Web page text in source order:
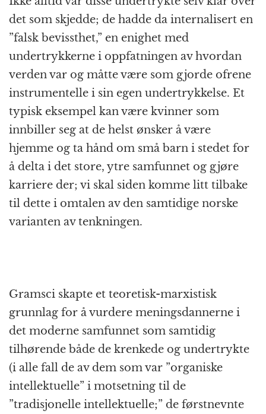
det som skjedde; de hadde da internalisert en
”falsk bevissthet,” en enighet med
undertrykkerne i oppfatningen av hvordan
verden var og måtte være som gjorde ofrene
instrumentelle i sin egen undertrykkelse. Et
typisk eksempel kan være kvinner som
innbiller seg at de helst ønsker å være
hjemme og ta hånd om små barn i stedet for
å delta i det store, ytre samfunnet og gjøre
karriere der; vi skal siden komme litt tilbake
til dette i omtalen av den samtidige norske
varianten av tenkningen.
Gramsci skapte et teoretisk-marxistisk
grunnlag for å vurdere meningsdannerne i
det moderne samfunnet som samtidig
tilhørende både de krenkede og undertrykte
(i alle fall de av dem som var ”organiske
intellektuelle” i motsetning til de
”tradisjonelle intellektuelle;” de førstnevnte